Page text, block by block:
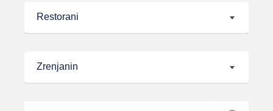
Restorani
Zrenjanin